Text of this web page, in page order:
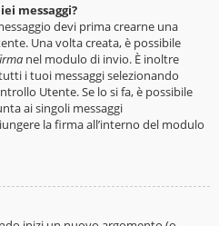
messaggi?
devi prima crearne una
Una volta creata, è possibile
nel modulo di invio. È inoltre
i tuoi messaggi selezionando
Utente. Se lo si fa, è possibile
ai singoli messaggi
la firma all’interno del modulo